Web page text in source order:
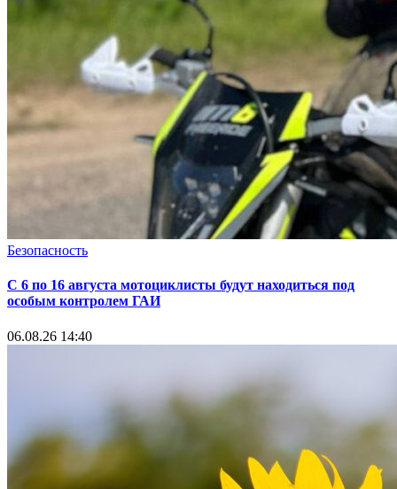
Безопасность
С 6 по 16 августа мотоциклисты будут находиться под
особым контролем ГАИ
06.08.26 14:40